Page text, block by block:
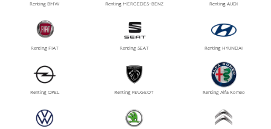
Renting BMW Renting MERCEDES-BENZ Renting AUDI
Renting FIAT Renting SEAT Renting HYUNDAI
Renting OPEL Renting PEUGEOT Renting Alfa Romeo